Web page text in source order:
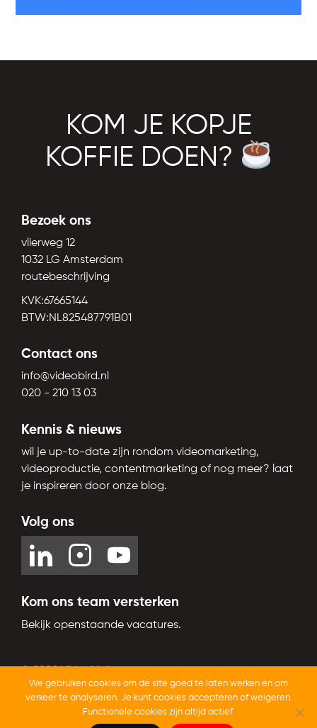
KOM JE KOPJE
KOFFIE DOEN?
Bezoek ons
vlierweg 12
1032 LG Amsterdam
routebeschrijving
KVK:67665144
BTW:NL825487791B01
Contact ons
info@videobird.nl
020 - 210 13 03
Kennis & nieuws
wil je up-to-date zijn rondom videomarketing,
videoproductie, contentmarketing of nog meer? laat
je inspireren door onze blog.
Volg ons
Kom ons team versterken
Bekijk openstaande vacatures.
© 2026 Videobird
Beoordeeld opTrustoo.nlmet een9,4van 10
We gebruiken cookies om de site goed te laten werken en om
verkeer te analyseren. Je kunt cookies accepteren of weigeren.
Functionele cookies zijn altijd actief.